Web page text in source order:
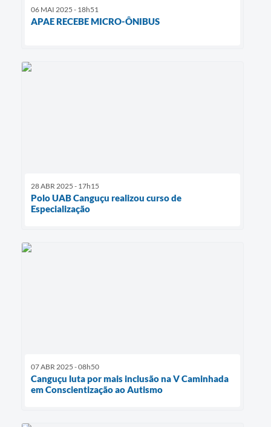
06 MAI 2025 - 18h51
APAE RECEBE MICRO-ÔNIBUS
28 ABR 2025 - 17h15
Polo UAB Canguçu realizou curso de
Especialização
07 ABR 2025 - 08h50
Canguçu luta por mais inclusão na V Caminhada
em Conscientização ao Autismo